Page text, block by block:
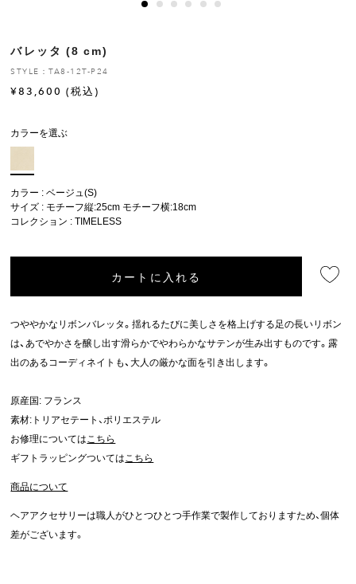
お修理について
バレッタ (8 cm)
STYLE：TA8-12T-P24
¥83,600 (税込)
カラーを選ぶ
カラー : ベージュ(S)
サイズ : モチーフ縦:25cm モチーフ横:18cm
コレクション :TIMELESS
カートに入れる
つややかなリボンバレッタ。揺れるたびに美しさを格上げする足の長いリボン
は、あでやかさを醸し出す滑らかでやわらかなサテンが生み出すものです。露
出のあるコーディネイトも、大人の厳かな面を引き出します。
原産国: フランス
素材:トリアセテート、ポリエステル
お修理についてはこちら
ギフトラッピングついてはこちら
商品について
ヘアアクセサリーは職人がひとつひとつ手作業で製作しておりますため、個体
差がございます。